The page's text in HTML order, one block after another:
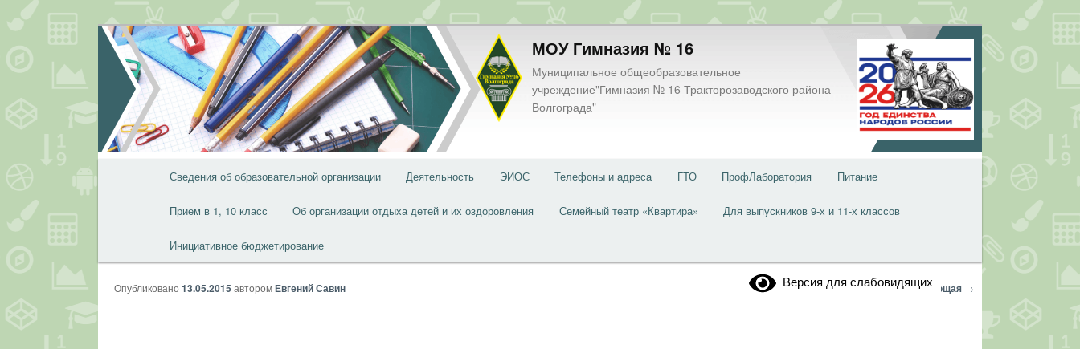
Перейти
к
основному
содержимому
МОУ Гимназия № 16
Муниципальное общеобразовательное
учреждение"Гимназия № 16 Тракторозаводского района
Волгограда"
Сведения об образовательной организации Деятельность ЭИОС Телефоны и адреса ГТО ПрофЛаборатория Питание
Прием в 1, 10 класс Об организации отдыха детей и их оздоровления Семейный театр «Квартира» Для выпускников 9-х и 11-х классов
Инициативное бюджетирование
Версия для слабовидящих
Навигация
← Предыдущая Следующая →
Опубликовано 13.05.2015 авторомЕвгений Савин